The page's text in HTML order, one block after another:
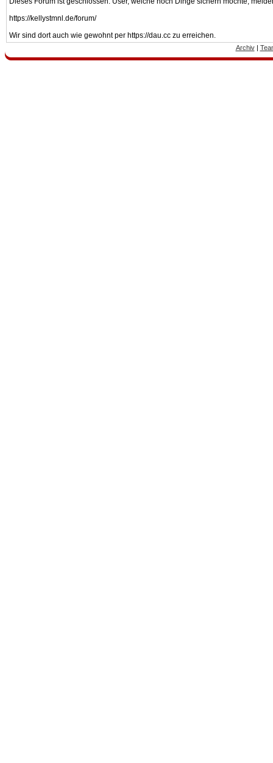
https://kellystmnl.de/forum/
Wir sind dort auch wie gewohnt per https://dau.cc zu erreichen.
Archiv|